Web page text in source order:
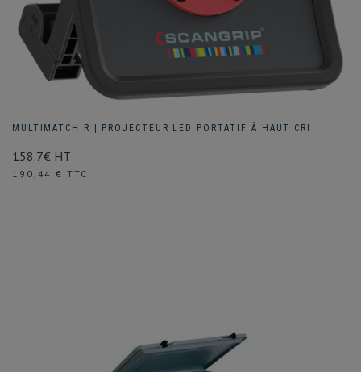
MULTIMATCH R | PROJECTEUR LED PORTATIF À HAUT CRI
158.7€ HT
Prix
190,44 € TTC